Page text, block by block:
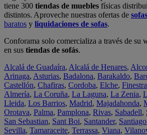
tiene 300 tiendas de muebles físicas
distintos. Aproveche nuestras ofertas de
baratos y liquidaciones de sofas.
Conforama solo comercializa a través de su
en sus tiendas de sofás.
Alcalá de Guadaíra, Alcalá de Henares,
Arinaga, Asturias, Badalona, Barakaldo,
Castellón, Chafiras, Cordoba, Elche,
Almería, La Coruña, La Laguna, La Zenia,
Lleida, Los Barrios, Madrid, Majadahonda,
Orotava, Palma, Pamplona, Rivas, Sabadell,
San Sebastian, Sant Boi, Santander,
Sevilla, Tamaraceite, Terrassa, Viana,